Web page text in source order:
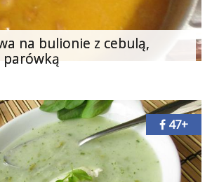
na bulionie z cebulą,
parówką
47+